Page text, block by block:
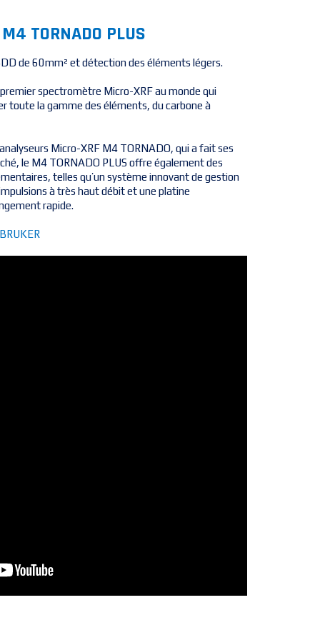
TORNADO PLUS
de 60mm² et détection des éléments légers.
spectromètre Micro-XRF au monde qui
toute la gamme des éléments, du carbone à
Micro-XRF M4 TORNADO, qui a fait ses
le M4 TORNADO PLUS offre également des
telles qu’un système innovant de gestion
à très haut débit et une platine
rapide.